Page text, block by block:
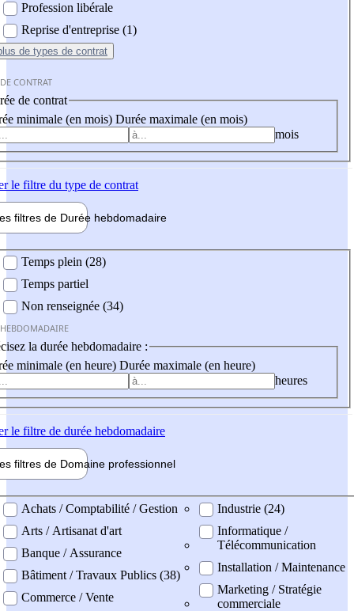
Profession libérale
Reprise d'entreprise (1)
de types de contrat
CONTRAT
de contrat
minimale (en mois) Durée maximale (en mois)
mois
le filtre du type de contrat
filtres de Durée hebdomadaire
Temps plein (28)
Temps partiel
Non renseignée (34)
la durée hebdomadaire :
minimale (en heure) Durée maximale (en heure)
heures
le filtre de durée hebdomadaire
filtres de Domaine professionnel
professionel
Achats / Comptabilité / Gestion
Arts / Artisanat d'art
Banque / Assurance
Bâtiment / Travaux Publics (38)
Commerce / Vente
Industrie (24)
Informatique /
Télécommunication
Installation / Maintenance
Marketing / Stratégie
commerciale